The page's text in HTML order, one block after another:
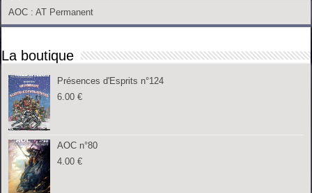
AOC : AT Permanent
La boutique
Présences d'Esprits n°124
6.00€
AOC n°80
4.00€